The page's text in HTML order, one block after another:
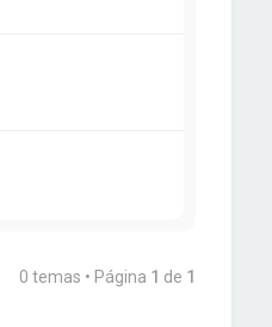
0 temas • Página 1 de 1